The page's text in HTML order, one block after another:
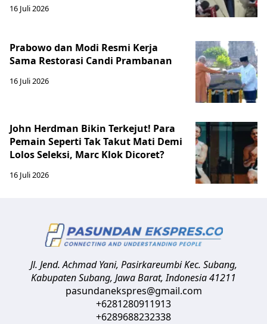
16 Juli 2026
Prabowo dan Modi Resmi Kerja
Sama Restorasi Candi Prambanan
16 Juli 2026
John Herdman Bikin Terkejut! Para
Pemain Seperti Tak Takut Mati Demi
Lolos Seleksi, Marc Klok Dicoret?
16 Juli 2026
Jl. Jend. Achmad Yani, Pasirkareumbi Kec. Subang,
Kabupaten Subang, Jawa Barat,Indonesia41211
pasundanekspres@gmail.com
+6281280911913
+6289688232338